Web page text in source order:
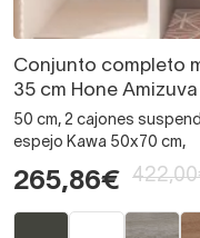
Conjunto completo
35 cm Hone Amizuva
50 cm, 2 cajones
espejo Kawa 50x70 cm,
265,86€